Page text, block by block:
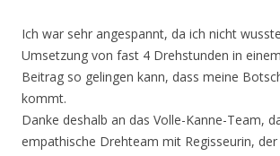
Ich war sehr angespannt, da ich nicht
Umsetzung von fast 4 Drehstunden in
Beitrag so gelingen kann, dass meine
kommt.
Danke deshalb an das Volle-Kanne-Team,
empathische Drehteam mit Regisseurin,